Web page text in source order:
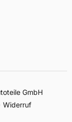
GmbH
Widerruf